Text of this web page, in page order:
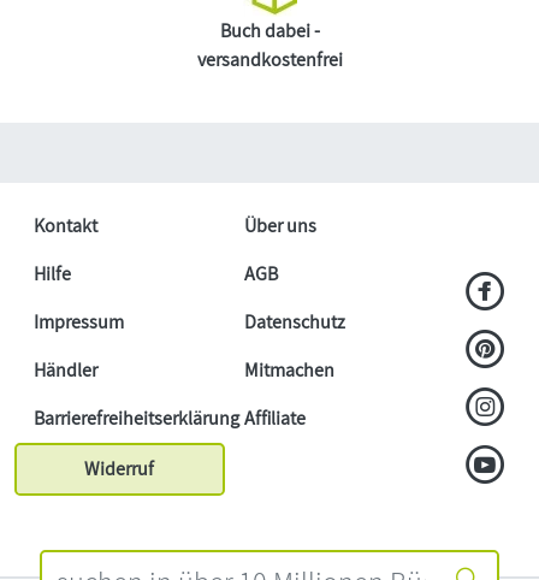
Buch dabei -
versandkostenfrei
Kontakt
Über uns
Hilfe
AGB
Impressum
Datenschutz
Händler
Mitmachen
BarrierefreiheitserklärungAffiliate
Widerruf